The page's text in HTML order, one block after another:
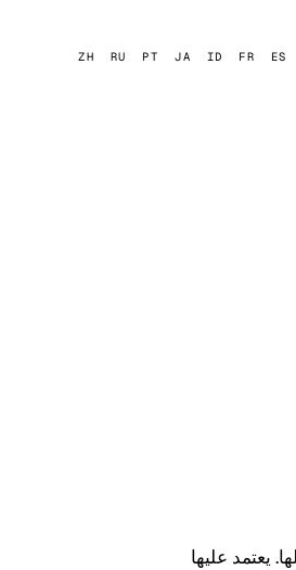
ES
FR
ID
JA
PT
RU
ZH
يعتمد عليها